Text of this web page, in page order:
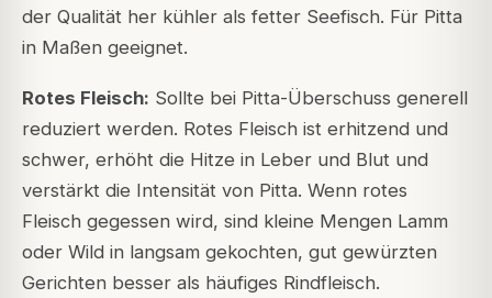
der Qualität her kühler als fetter Seefisch. Für Pitta
in Maßen geeignet.
Rotes Fleisch: Sollte bei Pitta-Überschuss generell
reduziert werden. Rotes Fleisch ist erhitzend und
schwer, erhöht die Hitze in Leber und Blut und
verstärkt die Intensität von Pitta. Wenn rotes
Fleisch gegessen wird, sind kleine Mengen Lamm
oder Wild in langsam gekochten, gut gewürzten
Gerichten besser als häufiges Rindfleisch.